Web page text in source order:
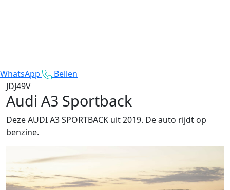
WhatsApp
Bellen
JDJ49V
Audi A3 Sportback
Deze AUDI A3 SPORTBACK uit 2019. De auto rijdt op
benzine.